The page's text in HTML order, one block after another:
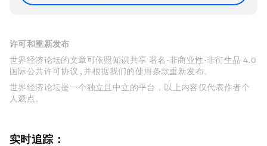
许可和重新发布
世界经济论坛的文章可依照知识共享 署名-非商业性-非衍生品 4.0
国际公共许可协议 , 并根据我们的使用条款重新发布。
世界经济论坛是一个独立且中立的平台，以上内容仅代表作者个
人观点。
实时追踪：